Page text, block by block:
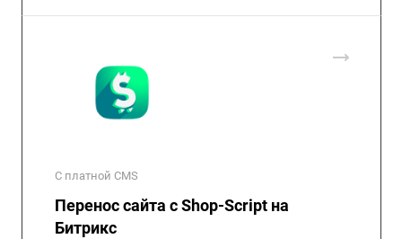
С платной CMS
Перенос сайта с Shop-Script на
Битрикс